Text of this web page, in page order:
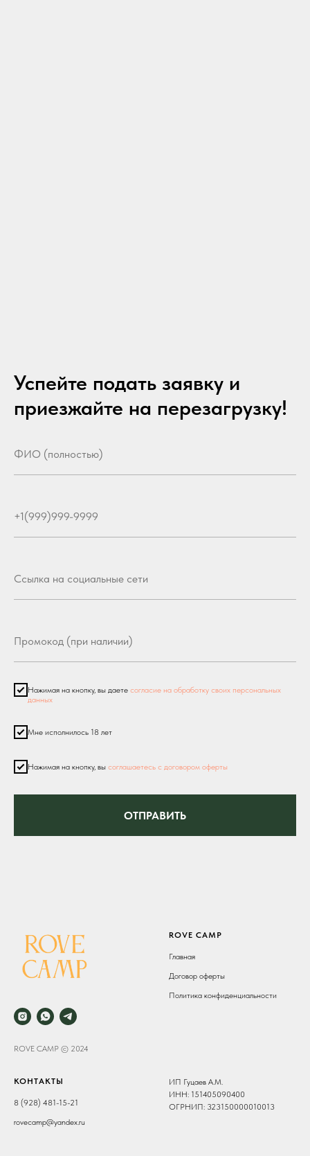
Успейте подать заявку и
приезжайте на перезагрузку!
Нажимая на кнопку, вы даете согласие на обработку своих персональных
данных
Мне исполнилось 18 лет
Нажимая на кнопку, вы соглашаетесь с договором оферты
ОТПРАВИТЬ
ROVE CAMP © 2024
ROVE CAMP
Главная
Договор оферты
Политика конфиденциальности
КОНТАКТЫ
8 (928) 481-15-21
rovecamp@yandex.ru
ИП Гуцаев А.М.
ИНН: 151405090400
ОГРНИП: 323150000010013